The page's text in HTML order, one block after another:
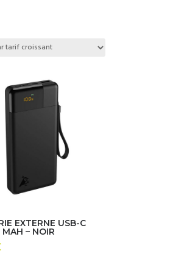
EXTERNE USB-C
– NOIR